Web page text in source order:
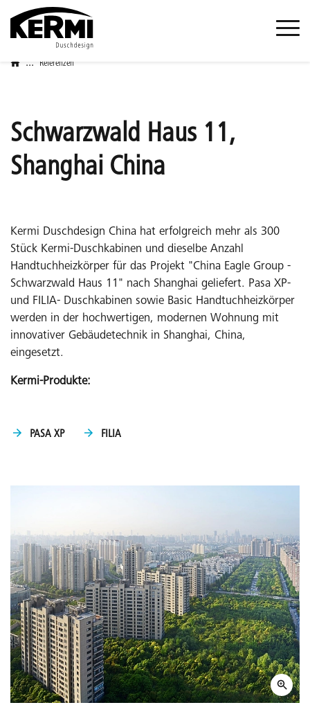
... Referenzen
Schwarzwald Haus 11,
Shanghai China
Kermi Duschdesign China hat erfolgreich mehr als 300
Stück Kermi-Duschkabinen und dieselbe Anzahl
Handtuchheizkörper für das Projekt "China Eagle Group -
Schwarzwald Haus 11" nach Shanghai geliefert. Pasa XP-
und FILIA- Duschkabinen sowie Basic Handtuchheizkörper
werden in der hochwertigen, modernen Wohnung mit
innovativer Gebäudetechnik in Shanghai, China,
eingesetzt.
Kermi-Produkte:
PASA XP FILIA